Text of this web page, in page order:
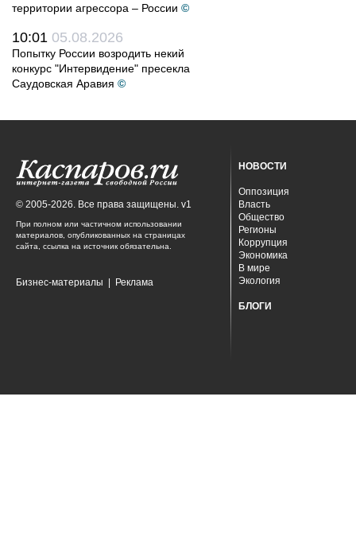
территории агрессора – России ©
10:01 05.08.2026
Попытку России возродить некий
конкурс "Интервидение" пресекла
Саудовская Аравия ©
© 2005-2026. Все права защищены. v1
При полном или частичном использовании
материалов, опубликованных на страницах
сайта, ссылка на источник обязательна.
Бизнес-материалы Реклама
НОВОСТИ
Оппозиция
Власть
Общество
Регионы
Коррупция
Экономика
В мире
Экология
БЛОГИ